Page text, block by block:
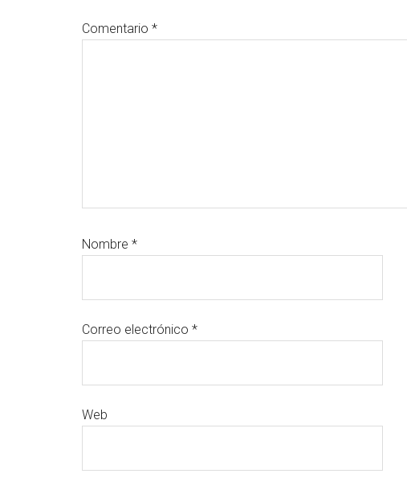
lectores
Comentario *
Nombre *
Correo electrónico *
Web